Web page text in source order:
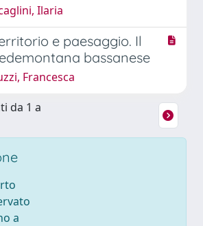
Ilaria
e paesaggio. Il
bassanese
Francesca
da 1 a
a